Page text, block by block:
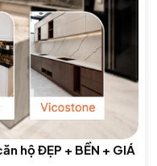
hộ ĐẸP + BỀN + GIÁ